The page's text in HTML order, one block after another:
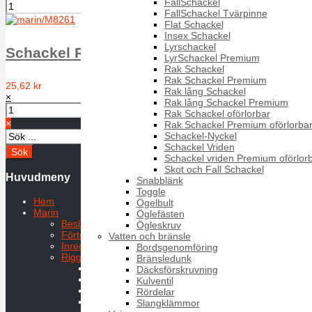
FallSchackel Tvärpinne
Flat Schackel
Insex Schackel
Lyrschackel
LyrSchackel Premium
Rak Schackel
Rak Schackel Premium
Rak lång Schackel
Rak lång Schackel Premium
Rak Schackel oförlorbar
Rak Schackel Premium oförlorbar
Schackel-Nyckel
Schackel Vriden
Schackel vriden Premium
Skot och Fall Schackel
Snabblänk
Toggle
Ögelbult
Öglefästen
Ögleskruv
Vatten och bränsle
Bordsgenomföring
Bränsledunk
Däcksförskruvning
Kulventil
Rördelar
Slangklämmor
Schackel Rak med insex D= 8 mm, A4
25,62 kr
×
×
Huvudmeny
Hem
Marin
Beslag
Förtöjning
Inredning
Rigg & Däck
Badstege